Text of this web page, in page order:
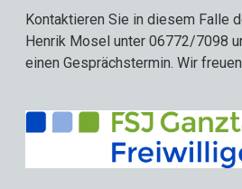
Kontaktieren Sie in diesem Falle
Henrik Mosel unter 06772/7098
einen Gesprächstermin. Wir